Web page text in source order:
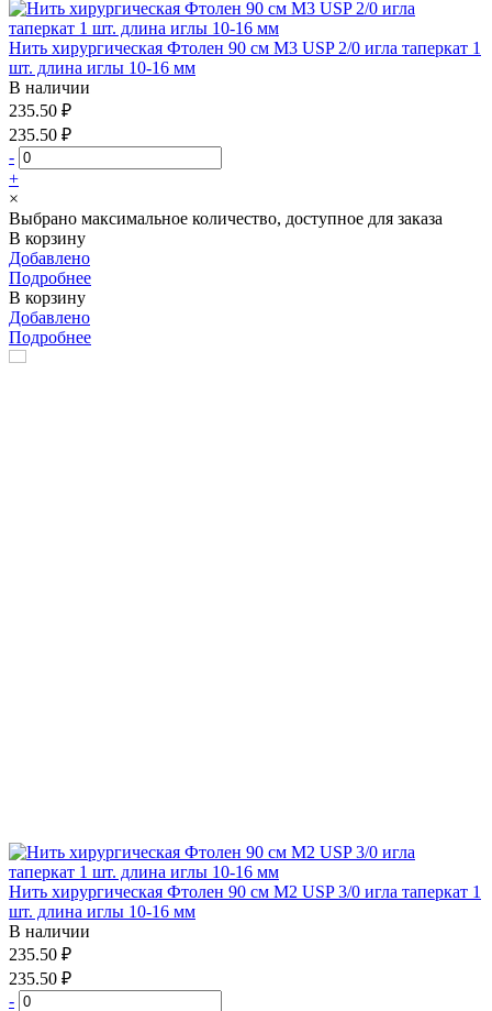
Нить хирургическая Фтолен 90 см М3 USP 2/0 игла таперкат 1
шт. длина иглы 10-16 мм
В наличии
235.50 ₽
235.50 ₽
-
+
×
Выбрано максимальное количество, доступное для заказа
В корзину
Добавлено
Подробнее
В корзину
Добавлено
Подробнее
Нить хирургическая Фтолен 90 см М2 USP 3/0 игла таперкат 1
шт. длина иглы 10-16 мм
В наличии
235.50 ₽
235.50 ₽
-